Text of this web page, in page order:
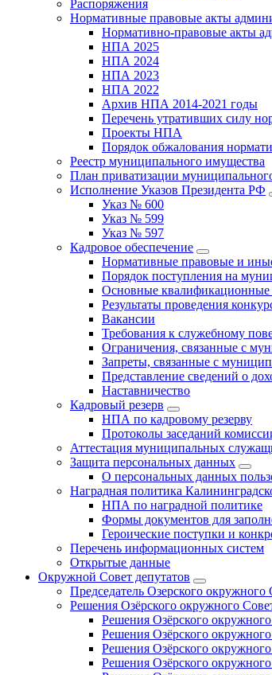
Распоряжения
Нормативные правовые акты
Нормативно-правовые акты
НПА 2025
НПА 2024
НПА 2023
НПА 2022
Архив НПА 2014-2021 годы
Перечень утративших силу
Проекты НПА
Порядок обжалования
Реестр муниципального имущества
План приватизации
Исполнение Указов Президента РФ
Указ № 600
Указ № 599
Указ № 597
Кадровое обеспечение
Нормативные правовые и
Порядок поступления на
Основные квалификационные
Результаты проведения
Вакансии
Требования к служебному
Ограничения, связанные с
Запреты, связанные с
Представление сведений о
Наставничество
Кадровый резерв
НПА по кадровому резерву
Протоколы заседаний
Аттестация муниципальных
Защита персональных данных
О персональных данных
Наградная политика
НПА по наградной политике
Формы документов для
Героические поступки и
Перечень информационных систем
Открытые данные
Окружной Совет депутатов
Председатель Озерского окружного
Решения Озёрского окружного
Решения Озёрского
Решения Озёрского
Решения Озёрского
Решения Озёрского